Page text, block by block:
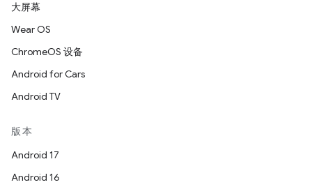
大屏幕
Wear OS
ChromeOS 设备
Android for Cars
Android TV
版本
Android 17
Android 16